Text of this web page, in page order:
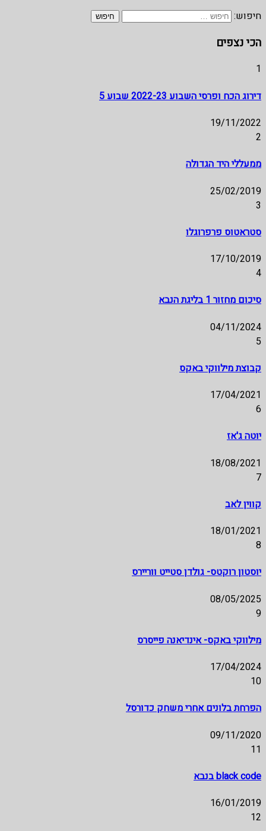
חיפוש:
הכי נצפים
1
דירוג הכח ופרסי השבוע 2022-23 שבוע 5
19/11/2022
2
ממעללי היד הגדולה
25/02/2019
3
סטראטוס פרפרוגלו
17/10/2019
4
סיכום מחזור 1 בליגת הנבא
04/11/2024
5
קבוצת מילווקי באקס
17/04/2021
6
יוטה ג'אז
18/08/2021
7
קווין לאב
18/01/2021
8
יוסטון רוקטס- גולדן סטייט ווריירס
08/05/2025
9
מילווקי באקס- אינדיאנה פייסרס
17/04/2024
10
הפרחת בלונים אחרי משחק כדורסל
09/11/2020
11
black code בנבא
16/01/2019
12